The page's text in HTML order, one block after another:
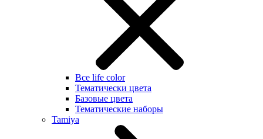
Все life color
Тематически цвета
Базовые цвета
Тематические наборы
Tamiya